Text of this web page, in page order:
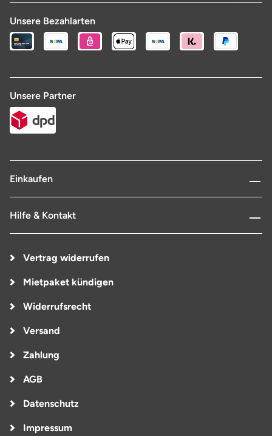
Unsere Bezahlarten
Unsere Partner
Einkaufen
Hilfe & Kontakt
Vertrag widerrufen
Mietpaket kündigen
Widerrufsrecht
Versand
Zahlung
AGB
Datenschutz
Impressum